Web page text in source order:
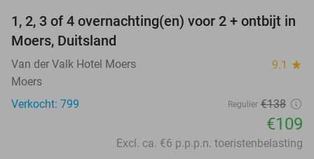
21%
1, 2, 3 of 4 overnachting(en) voor 2 + ontbijt in
Moers, Duitsland
Van der Valk Hotel Moers 9.1 star
Moers
Verkocht: 799
Regulier €138
€109
Excl. ca. €6 p.p.p.n. toeristenbelasting